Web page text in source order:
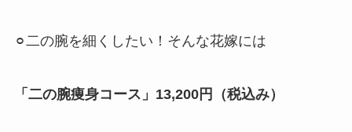
⚪︎二の腕を細くしたい！そんな花嫁には
「二の腕痩身コース」13,200円（税込み）